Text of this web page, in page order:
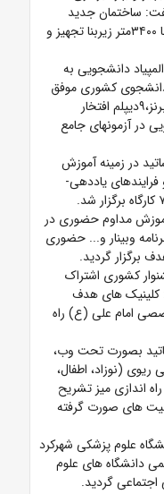
ساختمان جدید
دانشکده پرستاری و مامایی شهرکرد نیز با ۳۴۰۰متر زیربنا تجهیز و
دانشجویی به
دانشجوی کشوری موفق
به کسب ۲مدال طلا،۲مدال نقره،۲مدال برنز،۹دیپلم افتخار
دانشجویی در آزمونهای جامع
در زمینه آموزش
یاددهی-
همچنین ۱۷۵ برنامه آموزش مداوم حضوری در
سمپوزیوم وکنفرانس علمی و ۱۳۰ برنامه وبینار و... حضوری
برگزار گردید.
برتر در جشنوار کشوری اشتراک
کلینیک های هدف
امام علی (ع) راه
بصورت تحت وب،
ریوی (نوزاد، اطفال،
۶ میلیارد ریال، راه اندازی میز تشریح
های صورت گرفته
علوم پزشکی شهرکرد
دانشگاه های علوم
گردید.